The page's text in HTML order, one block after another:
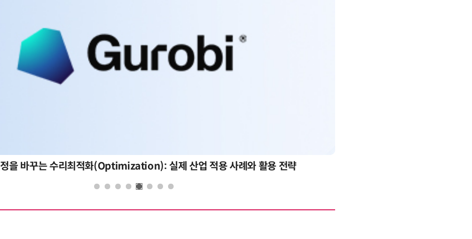
을 바꾸는 수리최적화(Optimization): 실제 산업 적용 사례와 활용 전략